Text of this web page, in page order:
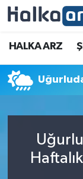
HALKA ARZ
HALKA
SERMAYE
TEMETTÜ
İletişim